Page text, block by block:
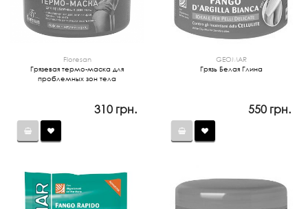
Floresan
Грязевая термо-маска для
проблемных зон тела
310 грн.
GEOMAR
Грязь Белая Глина
550 грн.